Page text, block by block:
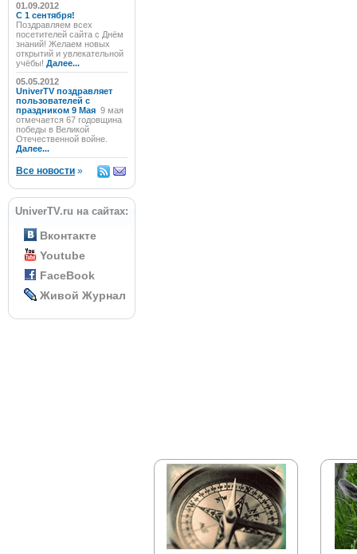
01.09.2012
C 1 сентября!
Поздравляем всех
посетителей сайта с Днём
знаний! Желаем новых
открытий и увлекательной
учёбы! Далее...
05.05.2012
UniverTV поздравляет
пользователей с
праздником 9 Мая 9 мая
отмечается 67 годовщина
победы в Великой
Отечественной войне.
Далее...
Все новости »
UniverTV.ru на сайтах:
Вконтакте
Youtube
FaceBook
Живой Журнал